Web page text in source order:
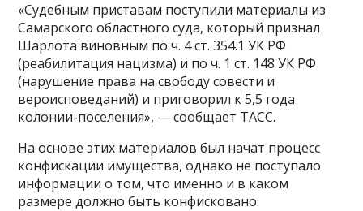
«Судебным приставам поступили материалы из
Самарского областного суда, который признал
Шарлота виновным по ч. 4 ст. 354.1 УК РФ
(реабилитация нацизма) и по ч. 1 ст. 148 УК РФ
(нарушение права на свободу совести и
вероисповеданий) и приговорил к 5,5 года
колонии-поселения», — сообщает ТАСС.
На основе этих материалов был начат процесс
конфискации имущества, однако не поступало
информации о том, что именно и в каком
размере должно быть конфисковано.